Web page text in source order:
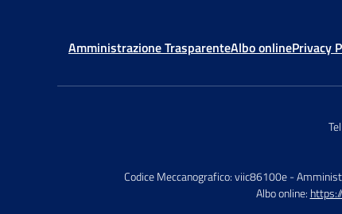
Amministrazione TrasparenteAlbo onlinePrivacy
Codice Meccanografico: viic86100e-
Albo online: